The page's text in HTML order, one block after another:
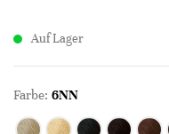
Auf Lager
Farbe: 6NN